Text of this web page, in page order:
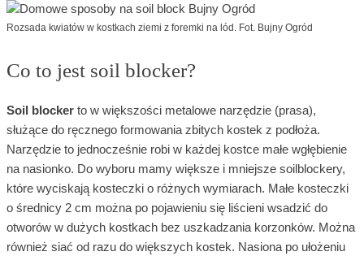
Rozsada kwiatów w kostkach ziemi z foremki na lód. Fot. Bujny Ogród
Co to jest soil blocker?
Soil blocker to w większości metalowe narzędzie (prasa),
służące do ręcznego formowania zbitych kostek z podłoża.
Narzędzie to jednocześnie robi w każdej kostce małe wgłębienie
na nasionko. Do wyboru mamy większe i mniejsze soilblockery,
które wyciskają kosteczki o różnych wymiarach. Małe kosteczki
o średnicy 2 cm można po pojawieniu się liścieni wsadzić do
otworów w dużych kostkach bez uszkadzania korzonków. Można
również siać od razu do większych kostek. Nasiona po ułożeniu